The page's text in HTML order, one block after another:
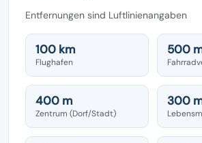
Entfernungen sind Luftlinienangaben
100 km
Flughafen
500
400 m
Zentrum (Dorf/Stadt)
300